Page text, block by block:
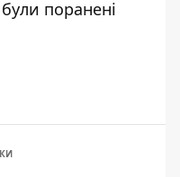
були поранені